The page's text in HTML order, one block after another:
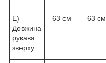
E)
Довжина
рукава
зверху
63 см 63 см